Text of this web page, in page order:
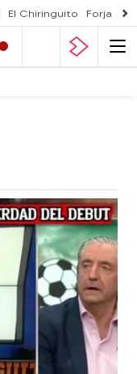
El Chiringuito Forjado